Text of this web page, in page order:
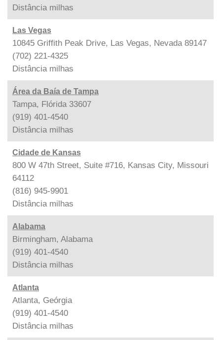
Distância milhas
Las Vegas
10845 Griffith Peak Drive, Las Vegas, Nevada 89147
(702) 221-4325
Distância milhas
Área da Baía de Tampa
Tampa, Flórida 33607
(919) 401-4540
Distância milhas
Cidade de Kansas
800 W 47th Street, Suite #716, Kansas City, Missouri
64112
(816) 945-9901
Distância milhas
Alabama
Birmingham, Alabama
(919) 401-4540
Distância milhas
Atlanta
Atlanta, Geórgia
(919) 401-4540
Distância milhas